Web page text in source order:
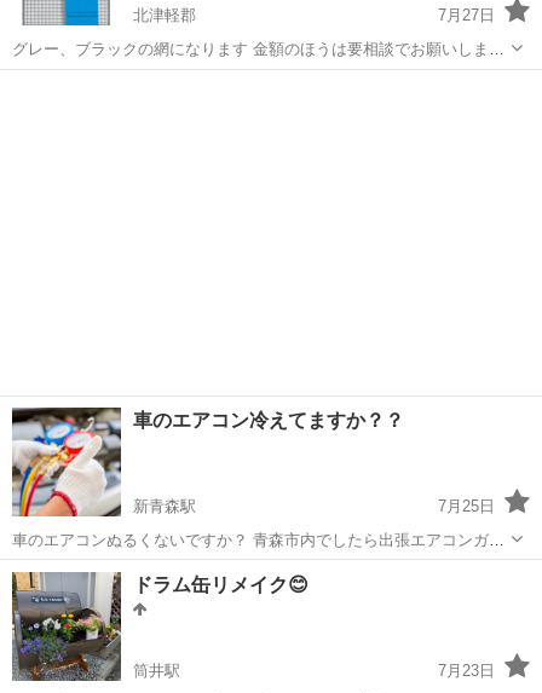
北津軽郡
7月27日
グレー、ブラックの網になります 金額のほうは要相談でお願いします
他の店よりは安くします。 小遣い稼ぎ程度にできればと思っておりま
車のエアコン冷えてますか？？
新青森駅
7月25日
車のエアコンぬるくないですか？ 青森市内でしたら出張エアコンガス
補充致します！ 車種、状態によって補充量が変わるので、料金は3000
円〜になっております！
青森 青森市 新青森駅 その他
ドラム缶リメイク😊
筒井駅
7月23日